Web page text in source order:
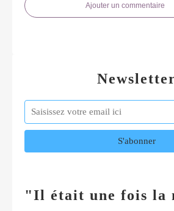
Ajouter un commentaire
"Il était une fois la